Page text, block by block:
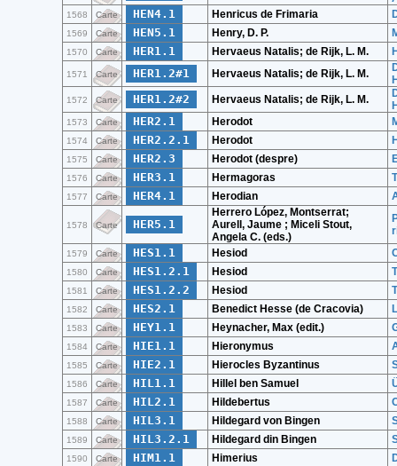
1568 Carte HEN4.1 Henricus de Frimaria
1569 Carte HEN5.1 Henry, D. P.
1570 Carte HER1.1 Hervaeus Natalis; de Rijk, L. M.
1571 Carte HER1.2#1 Hervaeus Natalis; de Rijk, L. M.
1572 Carte HER1.2#2 Hervaeus Natalis; de Rijk, L. M.
1573 Carte HER2.1 Herodot
1574 Carte HER2.2.1 Herodot
1575 Carte HER2.3 Herodot (despre)
1576 Carte HER3.1 Hermagoras
1577 Carte HER4.1 Herodian
1578 Carte HER5.1
Herrero López, Montserrat;
Aurell, Jaume ; Miceli Stout,
Angela C. (eds.)
1579 Carte HES1.1 Hesiod
1580 Carte HES1.2.1 Hesiod
1581 Carte HES1.2.2 Hesiod
1582 Carte HES2.1 Benedict Hesse (de Cracovia)
1583 Carte HEY1.1 Heynacher, Max (edit.)
1584 Carte HIE1.1 Hieronymus
1585 Carte HIE2.1 Hierocles Byzantinus
1586 Carte HIL1.1 Hillel ben Samuel
1587 Carte HIL2.1 Hildebertus
1588 Carte HIL3.1 Hildegard von Bingen
1589 Carte HIL3.2.1 Hildegard din Bingen
1590 Carte HIM1.1 Himerius